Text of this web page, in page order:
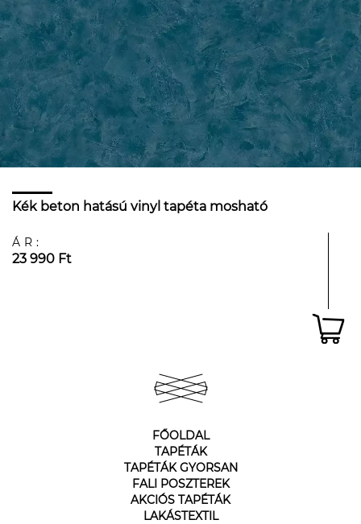
Kék beton hatású vinyl tapéta mosható
ÁR:
23 990 Ft
FŐOLDAL
TAPÉTÁK
TAPÉTÁK GYORSAN
FALI POSZTEREK
AKCIÓS TAPÉTÁK
LAKÁSTEXTIL